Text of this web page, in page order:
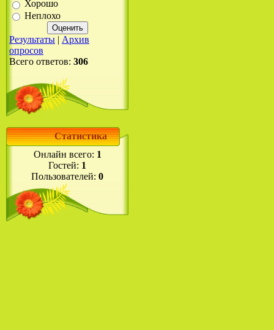
Хорошо
Неплохо
Результаты | Архив
опросов
Всего ответов: 306
Статистика
Онлайн всего: 1
Гостей: 1
Пользователей: 0